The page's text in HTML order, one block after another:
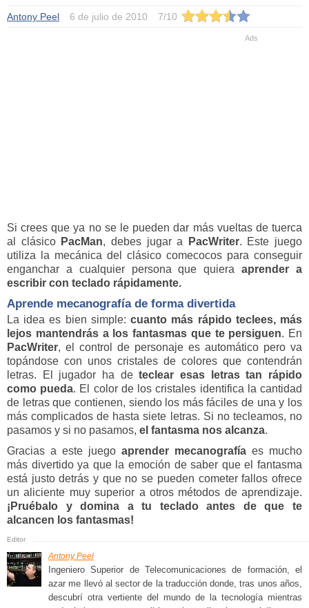
Antony Peel 6 de julio de 2010 7/10
Si crees que ya no se le pueden dar más vueltas de tuerca
al clásico PacMan, debes jugar a PacWriter. Este juego
utiliza la mecánica del clásico comecocos para conseguir
enganchar a cualquier persona que quieraaprender a
escribir con teclado rápidamente.
Aprende mecanografía de forma divertida
La idea es bien simple:cuanto más rápido teclees, más
lejos mantendrás a los fantasmas que te persiguen. En
PacWriter, el control de personaje es automático pero va
topándose con unos cristales de colores que contendrán
letras. El jugador ha deteclear esas letras tan rápido
como pueda. El color de los cristales identifica la cantidad
de letras que contienen, siendo los más fáciles de una y los
más complicados de hasta siete letras. Si no tecleamos, no
pasamos y si no pasamos, el fantasma nos alcanza.
Gracias a este juego aprender mecanografía es mucho
más divertido ya que la emoción de saber que el fantasma
está justo detrás y que no se pueden cometer fallos ofrece
un aliciente muy superior a otros métodos de aprendizaje.
¡Pruébalo y domina a tu teclado antes de que te
alcancen los fantasmas!
Antony Peel
Ingeniero Superior de Telecomunicaciones de formación, el
azar me llevó al sector de la traducción donde, tras unos años,
descubrí otra vertiente del mundo de la tecnología mientras